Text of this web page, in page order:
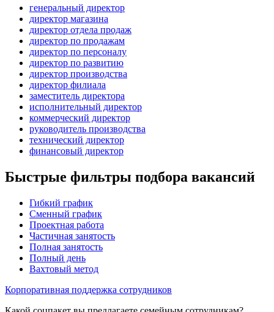
генеральный директор
директор магазина
директор отдела продаж
директор по продажам
директор по персоналу
директор по развитию
директор производства
директор филиала
заместитель директора
исполнительный директор
коммерческий директор
руководитель производства
технический директор
финансовый директор
Быстрые фильтры подбора вакансий
Гибкий график
Сменный график
Проектная работа
Частичная занятость
Полная занятость
Полный день
Вахтовый метод
Корпоративная поддержка сотрудников